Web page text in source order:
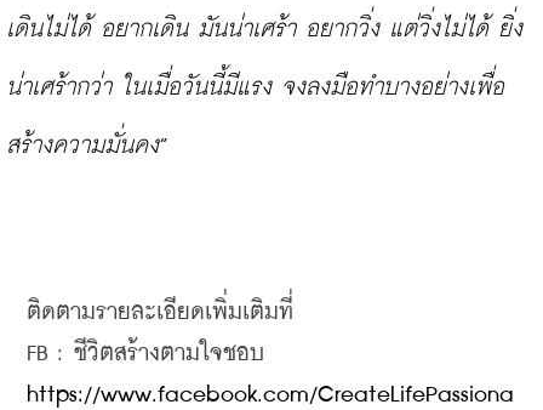
เดินไม่ได้ อยากเดิน มันน่าเศร้า อยากวิ่ง แต่วิ่งไม่ได้ ยิ่ง
น่าเศร้ากว่า ในเมื่อวันนี้มีแรง จงลงมือทำบางอย่างเพื่อ
สร้างความมั่นคง”
https://www.facebook.com/CreateLifePassiona